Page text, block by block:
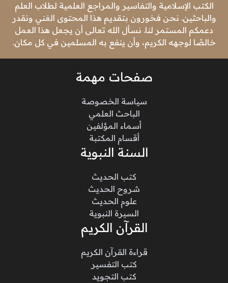
الكتب الإسلامية والتفاسير والمراجع العلمية لطلاب العلم
والباحثين. نحن فخورون بتقديم هذا المحتوى الغني ونقدر
دعمكم المستمر لنا. نسأل الله تعالى أن يجعل هذا العمل
خالصًا لوجهه الكريم، وأن ينفع به المسلمين في كل مكان.
صفحات مهمة
سياسة الخصوصة
الباحث العلمي
أسماء المؤلفين
أقسام المكتبة
السنة النبوية
كتب الحديث
شروح الحديث
علوم الحديث
السيرة النبوية
القرآن الكريم
قراءة القرآن الكريم
كتب التفسير
كتب التجويد